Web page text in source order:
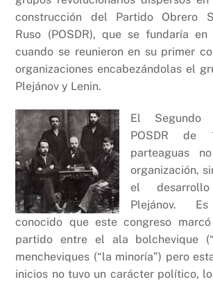
construcción del Partido Obrero
Ruso (POSDR), que se fundaría
cuando se reunieron en su primer
organizaciones encabezándolas el
Plejánov y Lenin.
El Segundo
POSDR de
parteaguas
organización,
el
Plejánov.
conocido que este congreso
partido entre el ala bolchevique
mencheviques (“la minoría”) pero
inicios no tuvo un carácter político,